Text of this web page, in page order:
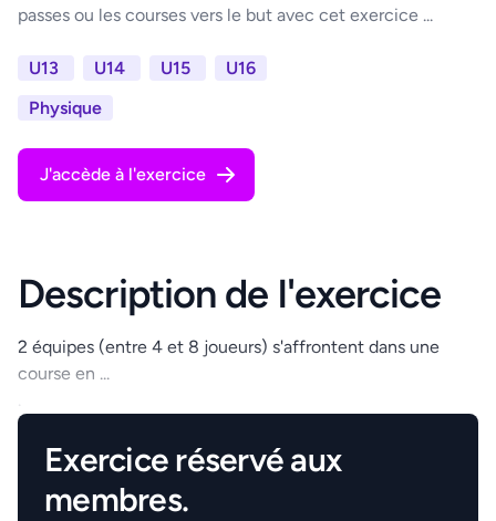
passes ou les courses vers le but avec cet exercice ...
U13 U14 U15
U16
Physique
J'accède à l'exercice
Description de l'exercice
2 équipes (entre 4 et 8 joueurs) s'affrontent dans une
course en ...
.
Exercice réservé aux
membres.